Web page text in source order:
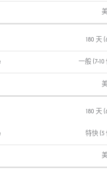
180 天
一般 (7-
180 天
特快 (5